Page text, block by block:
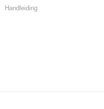
Handleiding